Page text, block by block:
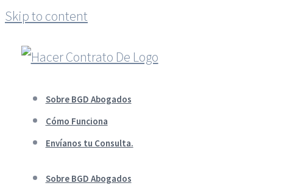
Skip to content
Sobre BGD Abogados
Cómo Funciona
Envíanos tu Consulta.
Sobre BGD Abogados